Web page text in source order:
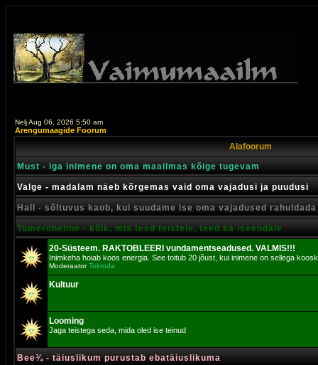
Nelj Aug 06, 2026 5:50 am
Arengumaagide Foorum
Alafoorum
Must - iga inimene on oma maailmas kõige tugevam
Valge - madalam näeb kõrgemas vaid oma vajadusi ja puudusi
Hall - sõltuvus kaob, kui suudame ise oma vajadused rahuldada
Tumeroheline - kõik, mis teed teistele, teed ka iseendale
20-Süsteem. RAKTOBLEERI vundamentseadused. VALMIS!!!
Inimkeha hoiab koos energia. See toitub 20 jõust, kui inimene on sellega
ModeraatorTokroda
Kultuur
Looming
Jaga teistega seda, mida oled ise teinud
Bee¾ - täiuslikum purustab ebatäiuslikuma